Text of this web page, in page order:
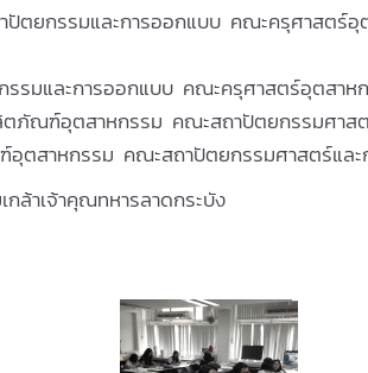
ตยกรรมและการออกแบบ คณะครุศาสตร์อุ
รมและการออกแบบ คณะครุศาสตร์อุตสาห
ภัณฑ์อุตสาหกรรม คณะสถาปัตยกรรมศาส
ตสาหกรรม คณะสถาปัตยกรรมศาสตร์แล
ล้าเจ้าคุณทหารลาดกระบัง